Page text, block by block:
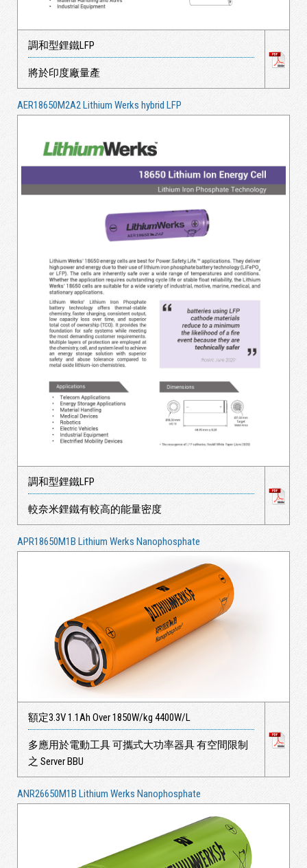
調和型鋰鐵LFP
將於印度廠量產
AER18650M2A2 Lithium Werks hybrid LFP
調和型鋰鐵LFP
較奈米鋰鐵有較高的能量密度
APR18650M1B Lithium Werks Nanophosphate
額定3.3V 1.1Ah Over 1850W/kg 4400W/L
多應用於電動工具 可攜式大功率器具 有空間限制
之 Server BBU
ANR26650M1B Lithium Werks Nanophosphate